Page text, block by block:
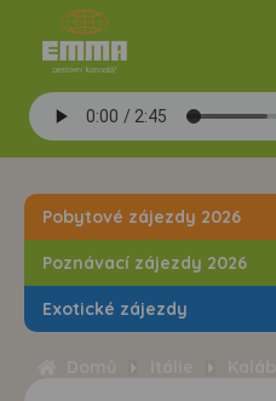
Pobytové zájezdy 2026
Poznávací zájezdy 2026
Exotické zájezdy